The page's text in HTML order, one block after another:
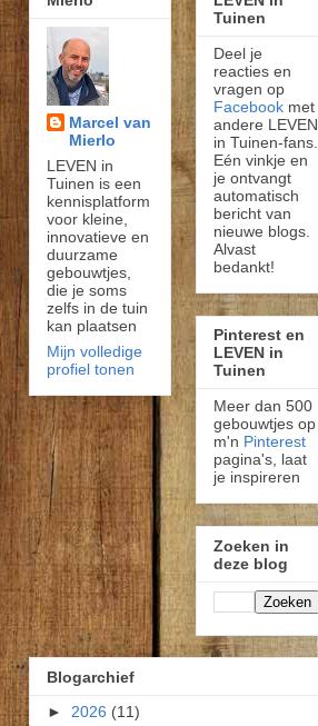
Marcel van
Mierlo
LEVEN in
Tuinen is een
kennisplatform
voor kleine,
innovatieve en
duurzame
gebouwtjes,
die je soms
zelfs in de tuin
kan plaatsen
Mijn volledige
profiel tonen
Tuinen
Deel je
reacties en
vragen op
Facebook met
andere LEVEN
in Tuinen-fans.
Eén vinkje en
je ontvangt
automatisch
bericht van
nieuwe blogs.
Alvast
bedankt!
Pinterest en
LEVEN in
Tuinen
Meer dan 500
gebouwtjes op
m'n Pinterest
pagina's, laat
je inspireren
Zoeken in
deze blog
Blogarchief
► 2026 (11)